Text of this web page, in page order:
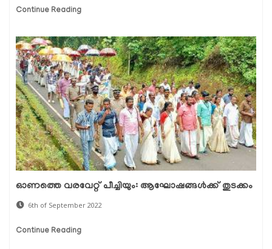
Continue Reading
ഓണത്തെ വരവേറ്റ് പീച്ചിയും: ആഘോഷങ്ങള്‍ക്ക് തുടക്കം
6th of September 2022
Continue Reading